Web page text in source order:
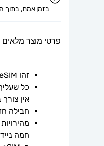
בזמן אמת, בתוך
פרטי מוצר מלאים
זהו eSIM לנתונים בלבד. זה לא מגיע עם מספר טלפון.
אין
חבילה
חמה